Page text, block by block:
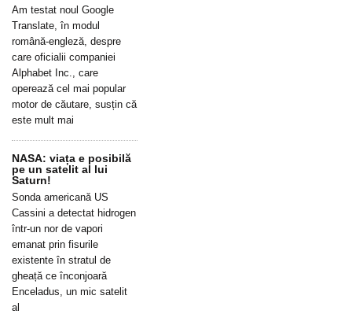
Am testat noul Google
Translate, în modul
română-engleză, despre
care oficialii companiei
Alphabet Inc., care
operează cel mai popular
motor de căutare, susțin că
este mult mai
NASA: viața e posibilă
pe un satelit al lui
Saturn!
Sonda americană US
Cassini a detectat hidrogen
într-un nor de vapori
emanat prin fisurile
existente în stratul de
gheață ce înconjoară
Enceladus, un mic satelit
al